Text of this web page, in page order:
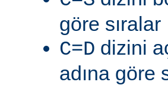
göre sıralar
C=D dizini
adına göre